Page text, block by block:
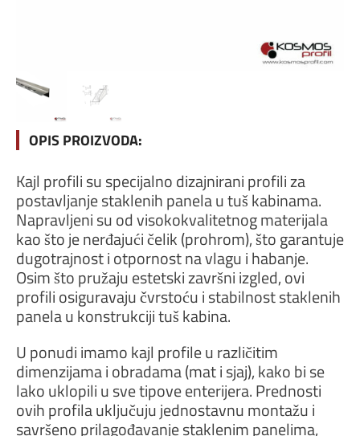
OPIS PROIZVODA:
Kajl profili su specijalno dizajnirani profili za
postavljanje staklenih panela u tuš kabinama.
Napravljeni su od visokokvalitetnog materijala
kao što je nerđajući čelik (prohrom), što garantuje
dugotrajnost i otpornost na vlagu i habanje.
Osim što pružaju estetski završni izgled, ovi
profili osiguravaju čvrstoću i stabilnost staklenih
panela u konstrukciji tuš kabina.
U ponudi imamo kajl profile u različitim
dimenzijama i obradama (mat i sjaj), kako bi se
lako uklopili u sve tipove enterijera. Prednosti
ovih profila uključuju jednostavnu montažu i
savršeno prilagođavanje staklenim panelima,